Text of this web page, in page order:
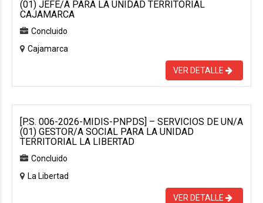
(01) JEFE/A PARA LA UNIDAD TERRITORIAL
CAJAMARCA
Concluido
Cajamarca
VER DETALLE
[P.S. 006-2026-MIDIS-PNPDS] – SERVICIOS DE UN/A
(01) GESTOR/A SOCIAL PARA LA UNIDAD
TERRITORIAL LA LIBERTAD
Concluido
La Libertad
VER DETALLE